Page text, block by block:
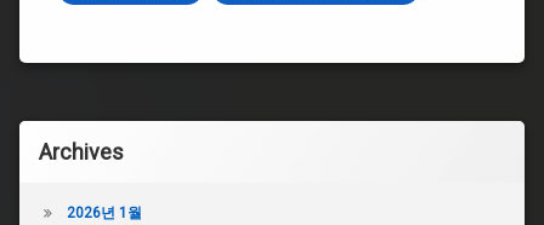
Archives
2026년 1월